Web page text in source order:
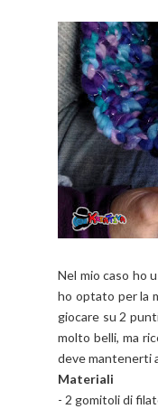
Nel mio caso ho
ho optato per la
giocare su 2
molto belli, ma
deve mantenerti
Materiali
- 2 gomitoli di